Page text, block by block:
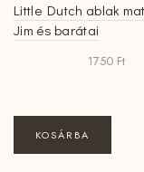
Little Dutch ablak
Jim és barátai
1750 Ft
KOSÁRBA